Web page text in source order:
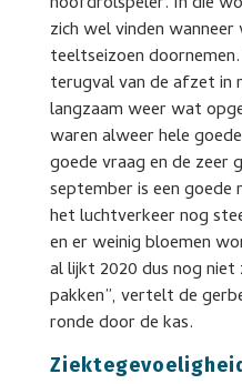
zich wel vinden
teeltseizoen
terugval van de afzet in
langzaam weer wat
waren alweer hele
goede vraag en de zeer
september is een
het luchtverkeer nog
en er weinig bloemen
al lijkt 2020 dus nog
pakken”, vertelt de
ronde door de kas.